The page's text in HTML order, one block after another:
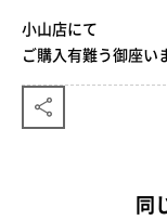
小山店にて
ご購入有難う御座い
同